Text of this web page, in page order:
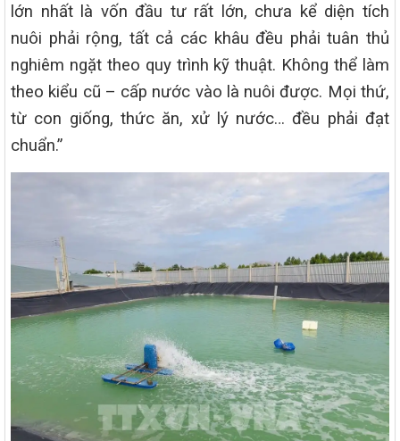
lớn nhất là vốn đầu tư rất lớn, chưa kể diện tích
nuôi phải rộng, tất cả các khâu đều phải tuân thủ
nghiêm ngặt theo quy trình kỹ thuật. Không thể làm
theo kiểu cũ – cấp nước vào là nuôi được. Mọi thứ,
từ con giống, thức ăn, xử lý nước… đều phải đạt
chuẩn.”